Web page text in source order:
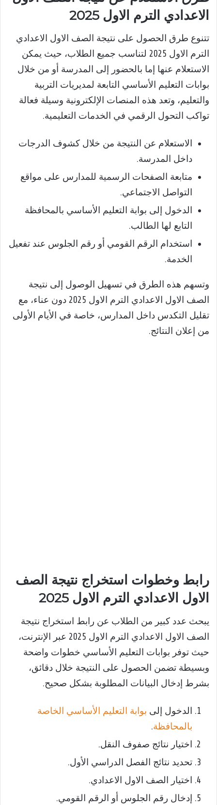
الاعدادي الترم الاول 2025
تتنوع طرق الحصول على نتيجة الصف الاول الاعدادي
الترم الاول 2025 لتناسب جميع الطلاب، حيث يمكن
الاستعلام عنها إما بالحضور إلى المدرسة أو من خلال
بوابات التعليم الأساسي التابعة لمديريات التربية
والتعليم، وتعد هذه المنصات الإلكترونية وسيلة فعالة
تواكب التحول الرقمي في الخدمات التعليمية.
الاستعلام عن النتيجة من خلال كشوف الدرجات
داخل المدرسة.
متابعة الصفحات الرسمية للمدارس على مواقع
التواصل الاجتماعي.
الدخول إلى بوابة التعليم الأساسي بالمحافظة
التابع لها الطالب.
استخدام الرقم القومي أو رقم الجلوس عند تفعيل
الخدمة.
وتسهم هذه الطرق في تسهيل الوصول إلى نتيجة
الصف الاول الاعدادي الترم الاول 2025 دون عناء، مع
تقليل التكدس داخل المدارس، خاصة في الأيام الأولى
من إعلان النتائج.
رابط وخطوات استخراج نتيجة الصف
الاول الاعدادي الترم الاول 2025
يبحث عدد كبير من الطلاب عن رابط استخراج نتيجة
الصف الاول الاعدادي الترم الاول 2025 عبر الإنترنت،
حيث توفر بوابات التعليم الأساسي خطوات واضحة
وبسيطة تضمن الحصول على النتيجة خلال دقائق،
بشرط إدخال البيانات المطلوبة بشكل صحيح.
الدخول إلى بوابة التعليم الأساسي الخاصة
بالمحافظة.
اختيار نتائج صفوف النقل.
تحديد نتائج الفصل الدراسي الأول.
اختيار الصف الاول الاعدادي.
إدخال رقم الجلوس أو الرقم القومي.